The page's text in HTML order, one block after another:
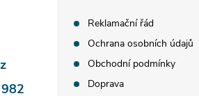
Reklamační řád
Ochrana osobních údajů
Obchodní podmínky
Doprava